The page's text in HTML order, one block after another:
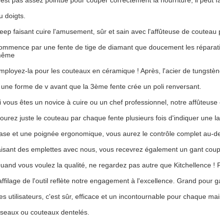
doigts.
faisant cuire l'amusement, sûr et sain avec l'affûteuse de
par une fente de tige de diamant que doucement les
la pour les couteaux en céramique ! Après, l'acier de
forme de v avant que la 3ème fente crée un poli renversant.
vous êtes un novice à cuire ou un chef professionnel, notre
juste le couteau par chaque fente plusieurs fois d'indiquer une
et une poignée ergonomique, vous aurez le contrôle complet au-
des emplettes avec nous, vous recevrez également un gant
vous voulez la qualité, ne regardez pas autre que Kitchellence !
de l'outil reflète notre engagement à l'excellence. Grand pour
utilisateurs, c'est sûr, efficace et un incontournable pour chaque
ou couteaux dentelés.